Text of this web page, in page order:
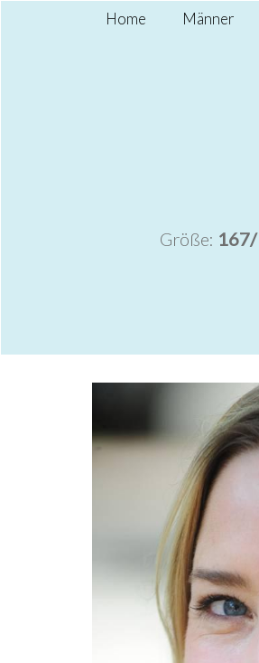
Home Männer
Größe: 167/